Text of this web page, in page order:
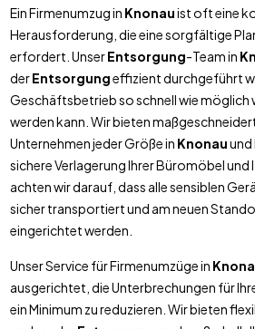
Ein Firmenumzug in Knonauist oft eine
Herausforderung, die eine sorgfältige
erfordert. UnserEntsorgung-Team in
derEntsorgungeffizient durchgeführt
Geschäftsbetrieb so schnell wie möglich
werden kann. Wir bieten
Unternehmen jeder Größe in Knonauund
sichere Verlagerung Ihrer Büromöbel und
achten wir darauf, dass alle sensiblen
sicher transportiert und am neuen
eingerichtet werden.
Unser Service für Firmenumzüge in
ausgerichtet, die Unterbrechungen für
ein Minimum zu reduzieren. Wir bieten